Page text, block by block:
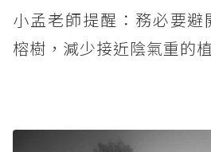
小孟老師提醒：務必要
榕樹，減少接近陰氣重的